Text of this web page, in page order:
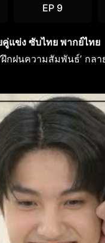
EP 9
แข่ง ซับไทย พากย์ไทย
กฝนความสัมพันธ์’ กลา